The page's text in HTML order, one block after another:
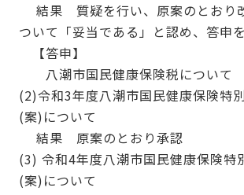
結果 質疑を行い、原案のとおり
ついて「妥当である」と認め、答申を
【答申】
八潮市国民健康保険税について
(2)令和3年度八潮市国民健康保険特
(案)について
結果 原案のとおり承認
(3) 令和4年度八潮市国民健康保険特
(案)について